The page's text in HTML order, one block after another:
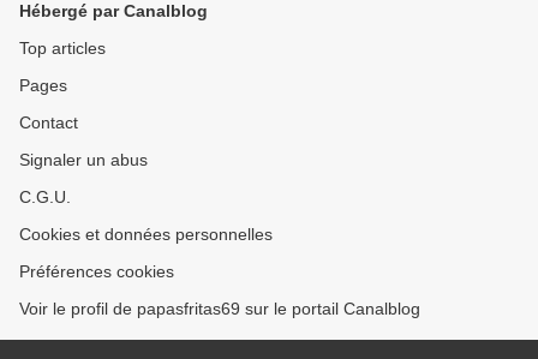
Hébergé par Canalblog
Top articles
Pages
Contact
Signaler un abus
C.G.U.
Cookies et données personnelles
Préférences cookies
Voir le profil de papasfritas69 sur le portail Canalblog